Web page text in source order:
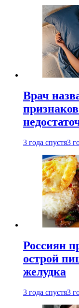
Врач
3 года спустя3
Россиян
острой
желудка
3 года спустя3